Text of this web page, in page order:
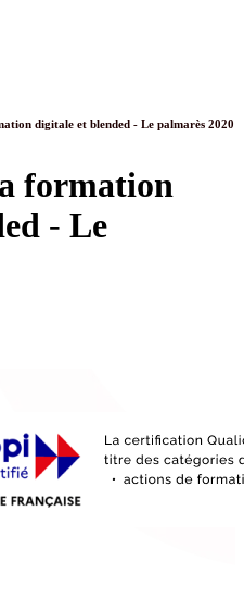
digitale et blended - Le palmarès 2020
formation
- Le